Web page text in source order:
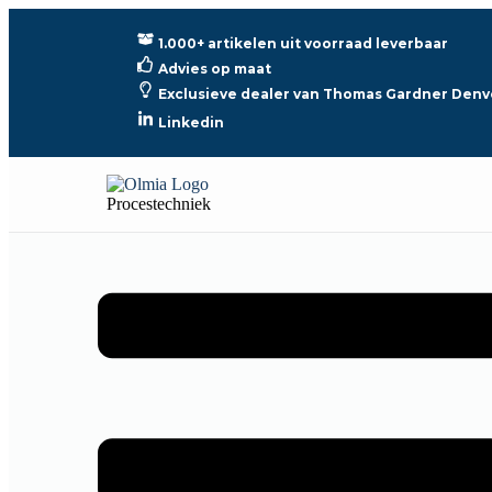
1.000+ artikelen uit voorraad leverbaar
Advies op maat
Exclusieve dealer van Thomas Gardner
Linkedin
Procestechniek